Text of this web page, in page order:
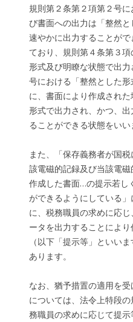
規則第２条第２項第２号
び書面への出力は「整然と
速やかに出力することが
ており、規則第４条第３
形式及び明瞭な状態で出
号における「整然とした
に、書面により作成され
形式で出力され、かつ、
ることができる状態をいい
また、「保存義務者が国
該電磁的記録及び当該電
作成した書面…の提示若し
ができるようにしている
に、税務職員の求めに応
ータを出力することによ
（以下「提示等」といい
あります。
なお、猶予措置の適用を
については、法令上特段
務職員の求めに応じて提